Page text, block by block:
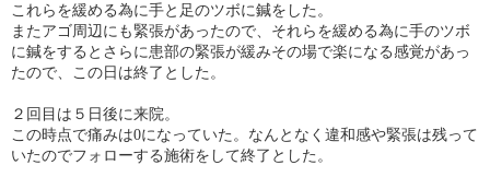
これらを緩める為に手と足のツボに鍼をした。
またアゴ周辺にも緊張があったので、それらを緩める為に手のツボ
に鍼をするとさらに患部の緊張が緩みその場で楽になる感覚があっ
たので、この日は終了とした。
２回目は５日後に来院。
この時点で痛みは0になっていた。なんとなく違和感や緊張は残って
いたのでフォローする施術をして終了とした。